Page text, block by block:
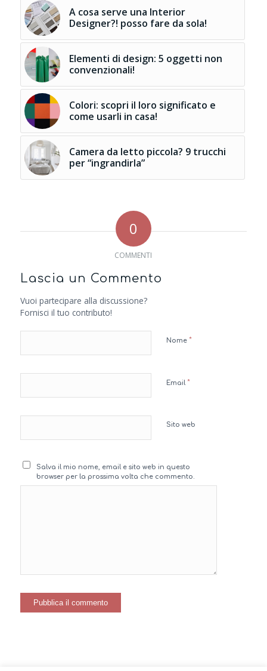
A cosa serve una Interior
Designer?! posso fare da sola!
Elementi di design: 5 oggetti non
convenzionali!
Colori: scopri il loro significato e
come usarli in casa!
Camera da letto piccola? 9 trucchi
per “ingrandirla”
0
COMMENTI
Lascia un Commento
Vuoi partecipare alla discussione?
Fornisci il tuo contributo!
Nome *
Email *
Sito web
Salva il mio nome, email e sito web in questo
browser per la prossima volta che commento.